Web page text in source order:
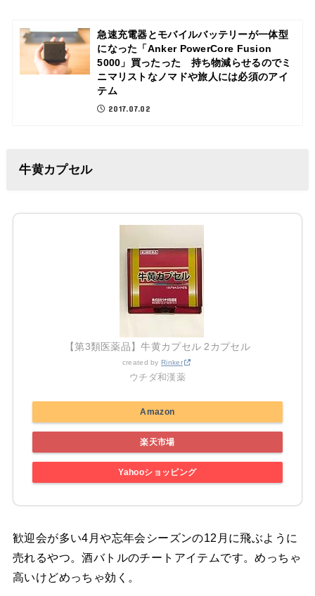
急速充電器とモバイルバッテリーが一体型
になった「Anker PowerCore Fusion
5000」買ったった 持ち物減らせるのでミ
ニマリストなノマドや旅人には必須のアイ
テム
2017.07.02
牛黄カプセル
【第3類医薬品】牛黄カプセル 2カプセル
created byRinker
ウチダ和漢薬
Amazon
楽天市場
Yahooショッピング
歓迎会が多い4月や忘年会シーズンの12月に飛ぶように
売れるやつ。酒バトルのチートアイテムです。めっちゃ
高いけどめっちゃ効く。